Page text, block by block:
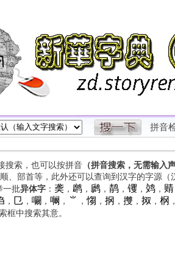
拼音
搜索，也可以按拼音（拼音搜索，无需输入声
、部首等，此外还可以查询到汉字的字源
一批异体字： 䶮 ， 䴙， 䴘， 䴖， 䦆， 䴔， 䞍
， 㔾 ， 㘚 ， 㘎 ， ⺌ ， 㥮 ， 㧏 ， 㩳， 㧐 ， 㭎 ，
框中搜索其意。